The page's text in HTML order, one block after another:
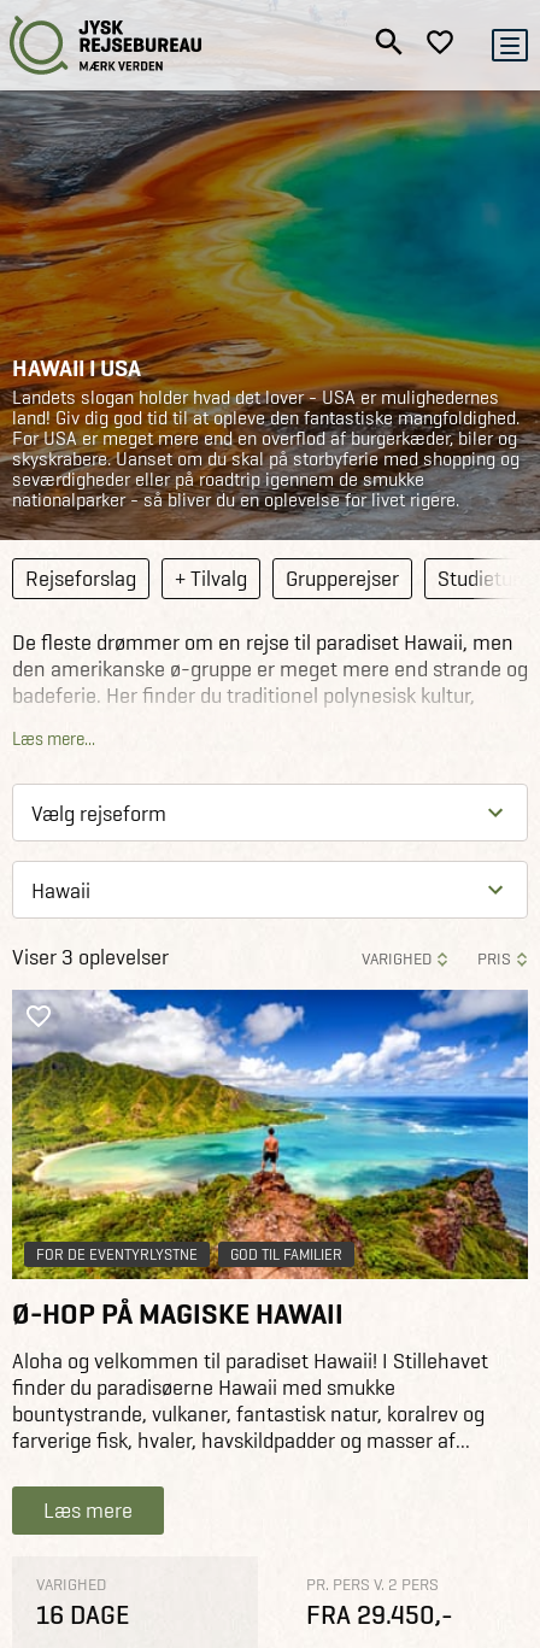
HAWAII I USA
Landets slogan holder hvad det lover - USA er mulighedernes
land! Giv dig god tid til at opleve den fantastiske mangfoldighed.
For USA er meget mere end en overflod af burgerkæder, biler og
skyskrabere. Uanset om du skal på storbyferie med shopping og
seværdigheder eller på roadtrip igennem de smukke
nationalparker - så bliver du en oplevelse for livet rigere.
Rejseforslag + Tilvalg Grupperejser Studieture
De fleste drømmer om en rejse til paradiset Hawaii, men
den amerikanske ø-gruppe er meget mere end strande og
badeferie. Her finder du traditionel polynesisk kultur,
snorkling/dykning med mantarokker og havskildpadder,
mere.
Læs mere...
VARIGHED PRIS
Viser 3 oplevelser
FOR DE EVENTYRLYSTNE GOD TIL FAMILIER
Ø-HOP PÅ MAGISKE HAWAII
Aloha og velkommen til paradiset Hawaii! I Stillehavet
finder du paradisøerne Hawaii med smukke
bountystrande, vulkaner, fantastisk natur, koralrev og
farverige fisk, hvaler, havskildpadder og masser af...
Læs mere
VARIGHED
16 DAGE
PR. PERS V. 2 PERS
FRA 29.450,-